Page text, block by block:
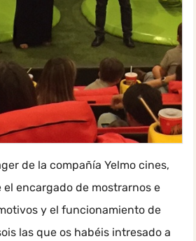
de la compañía Yelmo cines,
el encargado de mostrarnos e
y el funcionamiento de
las que os habéis intresado a